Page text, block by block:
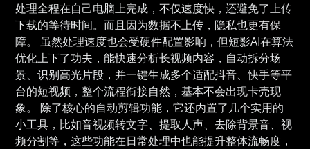
处理全程在自己电脑上完成，不仅速度快，还避免了上传
下载的等待时间。而且因为数据不上传，隐私也更有保
障。 虽然处理速度也会受硬件配置影响，但短影AI在算法
优化上下了功夫，能快速分析长视频内容，自动拆分场
景、识别高光片段，并一键生成多个适配抖音、快手等平
台的短视频，整个流程衔接自然，基本不会出现卡壳现
象。 除了核心的自动剪辑功能，它还内置了几个实用的
小工具，比如音视频转文字、提取人声、去除背景音、视
频分割等，这些功能在日常处理中也能提升整体流畅度，